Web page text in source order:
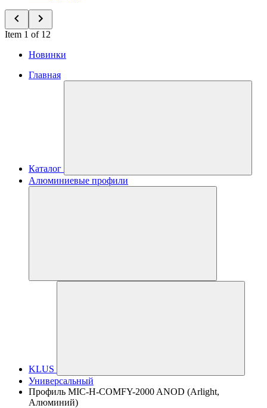
Item 1 of 12
Новинки
Главная
Каталог
Алюминиевые профили
KLUS
Универсальный
Профиль MIC-H-COMFY-2000 ANOD (Arlight,
Алюминий)